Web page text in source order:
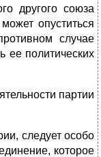
другого союза
опуститься
случае
ее политических
партии
следует особо
которое